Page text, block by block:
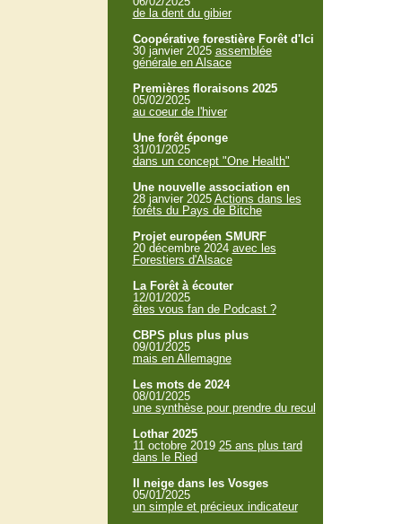
de la dent du gibier
Coopérative forestière Forêt d'Ici
30 janvier 2025 assemblée
générale en Alsace
Premières floraisons 2025
05/02/2025
au coeur de l'hiver
Une forêt éponge
31/01/2025
dans un concept "One Health"
Une nouvelle association en
28 janvier 2025 Actions dans les
forêts du Pays de Bitche
Projet européen SMURF
20 décembre 2024 avec les
Forestiers d'Alsace
La Forêt à écouter
12/01/2025
êtes vous fan de Podcast ?
CBPS plus plus plus
09/01/2025
mais en Allemagne
Les mots de 2024
08/01/2025
une synthèse pour prendre du recul
Lothar 2025
11 octobre 2019 25 ans plus tard
dans le Ried
Il neige dans les Vosges
05/01/2025
un simple et précieux indicateur